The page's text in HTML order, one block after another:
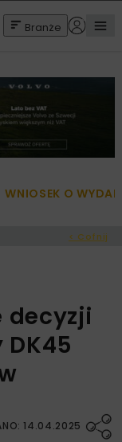
Branże
WNIOSEK O
< Cofnij
decyzji
DK45
14.04.2025